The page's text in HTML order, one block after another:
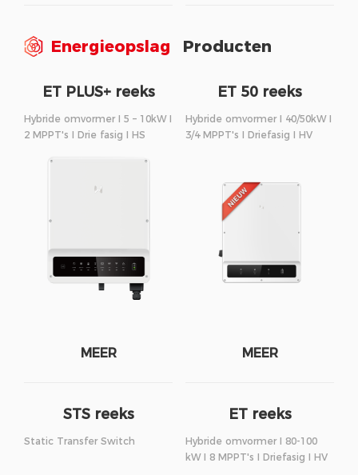
Energieopslag Producten
ET PLUS+ reeks
Hybride omvormer I 5 – 10kW I
2 MPPT's I Drie fasig I HS
MEER
ET 50 reeks
Hybride omvormer I 40/50kW I
3/4 MPPT's I Driefasig I HV
MEER
STS reeks
Static Transfer Switch
ET reeks
Hybride omvormer I 80-100
kW I 8 MPPT's I Driefasig I HV